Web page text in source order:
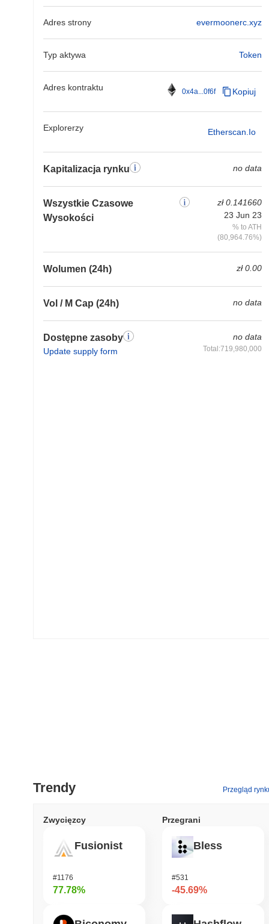
Adres strony evermoonerc.xyz
Typ aktywa Token
Adres kontraktu 0x4a...0f6f Kopiuj
Explorerzy Etherscan.io
Kapitalizacja rynku no data
Wszystkie Czasowe
Wysokości
zł 0.141660
23 Jun 23
% to ATH
(80,964.76%)
Wolumen (24h) zł 0.00
Vol / M Cap (24h) no data
Dostępne zasoby
Update supply form
no data
Total:719,980,000
Trendy Przegląd
Zwycięzcy
Fusionist
#1176
77.78%
Przegrani
Bless
#531
-45.69%